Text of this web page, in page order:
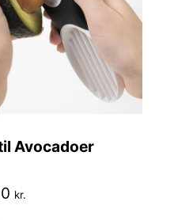
Avocadoer
kr.